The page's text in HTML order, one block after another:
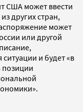
США может ввести
других стран,
может
или другой
и будет «в
позиции